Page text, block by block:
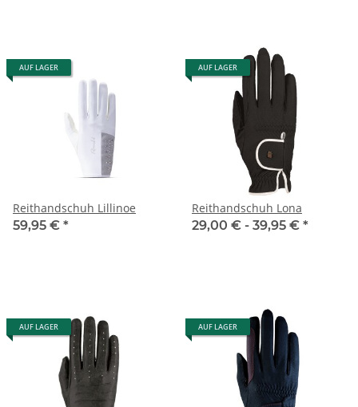
AUF LAGER
Reithandschuh Lillinoe
59,95 € *
AUF LAGER
Reithandschuh Lona
29,00 € - 39,95 € *
AUF LAGER AUF LAGER